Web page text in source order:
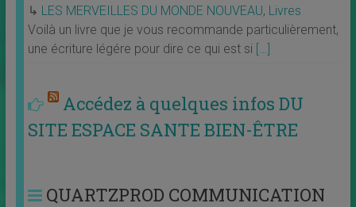
↳ LES MERVEILLES DU MONDE NOUVEAU, Livres
Voilà un livre que je vous recommande particulièrement,
une écriture légére pour dire ce qui est si […]
Accédez à quelques infos DU
SITE ESPACE SANTE BIEN-ÊTRE
QUARTZPROD COMMUNICATION